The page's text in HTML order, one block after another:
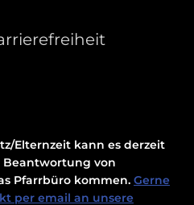
Elternzeit kann es derzeit
Beantwortung von
Pfarrbüro kommen. Gerne
per email an unsere